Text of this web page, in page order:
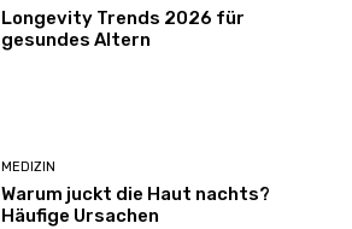
Longevity Trends 2026 für
gesundes Altern
MEDIZIN
Warum juckt die Haut nachts?
Häufige Ursachen